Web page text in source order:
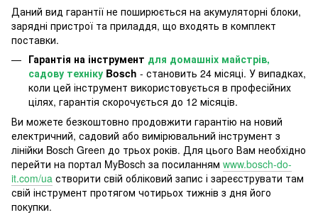
Даний вид гарантії не поширюється на акумуляторні блоки,
зарядні пристрої та приладдя, що входять в комплект
поставки.
Гарантія на інструмент для домашніх майстрів,
садову техніку Bosch - становить 24 місяці. У випадках,
коли цей інструмент використовується в професійних
цілях, гарантія скорочується до 12 місяців.
Ви можете безкоштовно продовжити гарантію на новий
електричний, садовий або вимірювальний інструмент з
лінійки Bosch Green до трьох років. Для цього Вам необхідно
перейти на портал MyBosch за посиланням www.bosch-do-
it.com/ua створити свій обліковий запис і зареєструвати там
свій інструмент протягом чотирьох тижнів з дня його
покупки.